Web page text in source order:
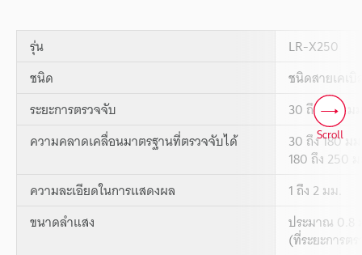
รุ่น
LR-X250
ชนิด
ชนิดสายเคเบิ
ระยะการตรวจจับ
30 ถึง 250 ม
ความคลาดเคลื่อนมาตรฐานที่ตรวจจับได้
30 ถึง 180 ม
180 ถึง 250
ความละเอียดในการแสดงผล
1 ถึง 2 มม.
ขนาดลำแสง
ประมาณ 0.8
(ที่ระยะการต
Scroll